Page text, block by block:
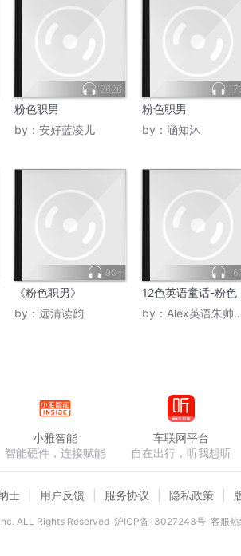
2626
粉色职男
by： 安好蓝凌儿
粉色职男
by： 涵知沐
904
《粉色职男》
by： 远清读韵
12色英语童话-粉色
by： Alex英语朱帅老师
小雅智能
智能硬件，连接赋能
车联网平台
自在出行，听我想听
士 用户反馈 服务协议 隐私政策
ALL Rights Reserved 沪ICP备13027243号 客服